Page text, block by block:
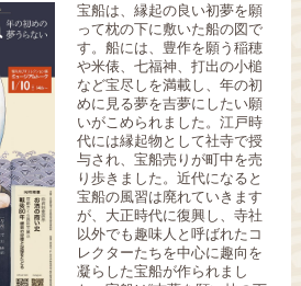
宝船は、縁起の良い初夢を願
って枕の下に敷いた船の図で
す。船には、豊作を願う稲穂
や米俵、七福神、打出の小槌
など宝尽しを満載し、年の初
めに見る夢を吉夢にしたい願
いがこめられました。江戸時
代には縁起物として社寺で授
与され、宝船売りが町中を売
り歩きました。近代になると
宝船の風習は廃れていきます
が、大正時代に復興し、寺社
以外でも趣味人と呼ばれたコ
レクターたちを中心に趣向を
凝らした宝船が作られまし